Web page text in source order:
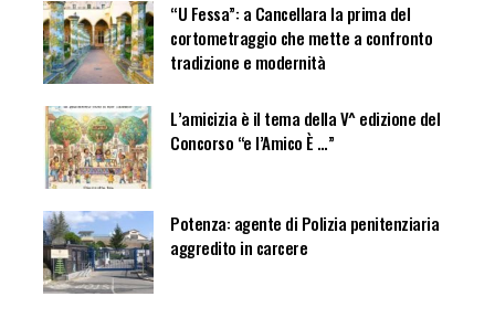
“U Fessa”: a Cancellara la prima del
cortometraggio che mette a confronto
tradizione e modernità
L’amicizia è il tema della V^ edizione del
Concorso “e l’Amico È …”
Potenza: agente di Polizia penitenziaria
aggredito in carcere